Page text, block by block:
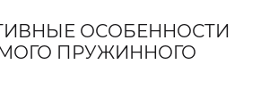
ОСОБЕННОСТИ
ПРУЖИННОГО